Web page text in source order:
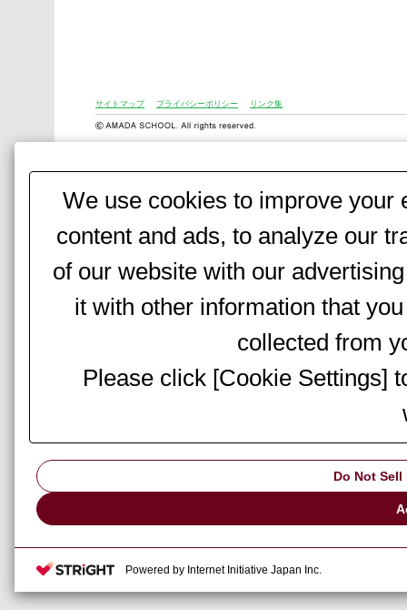
サイトマップ プライバシーポリシー リンク集
We use cookies to improve your
content and ads, to analyze our
of our website with our
it with other information that
collected from
Please click [Cookie Settings]
Do Not
Powered by Internet Initiative Japan Inc.